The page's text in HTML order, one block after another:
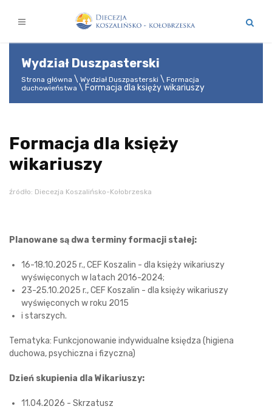
Wydział Duszpasterski
Strona główna Wydział Duszpasterski
Formacja
duchowieństwa
Formacja dla księży wikariuszy
Formacja dla księży
wikariuszy
źródło: Diecezja Koszalińsko-Kołobrzeska
Planowane są dwa terminy formacji stałej:
16-18.10.2025 r., CEF Koszalin - dla księży wikariuszy
wyświęconych w latach 2016-2024;
23-25.10.2025 r., CEF Koszalin - dla księży wikariuszy
wyświęconych w roku 2015
i starszych.
Tematyka: Funkcjonowanie indywidualne księdza (higiena
duchowa, psychiczna i fizyczna)
Dzień skupienia dla Wikariuszy:
11.04.2026 - Skrzatusz